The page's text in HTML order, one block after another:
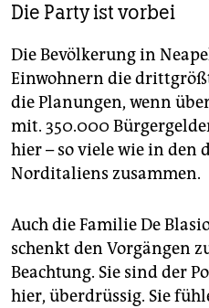
Die Party ist vorbei
Die Bevölkerung in
Einwohnern die
die Planungen, wenn
mit. 350.000
hier – so viele wie in den
Norditaliens zusammen.
Auch die Familie De
schenkt den Vorgängen
Beachtung. Sie sind der
hier, überdrüssig. Sie